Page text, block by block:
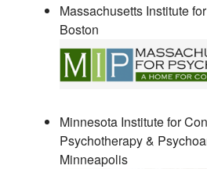
Massachusetts Institute
Boston
Minnesota Institute for
Psychotherapy &
Minneapolis